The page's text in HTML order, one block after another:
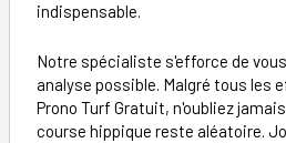
indispensable.
Notre spécialiste s'efforce de
analyse possible. Malgré tous les
Prono Turf Gratuit, n'oubliez
course hippique reste aléatoire.